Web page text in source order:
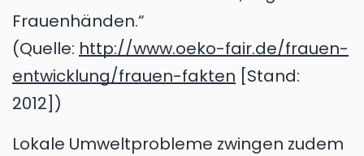
Frauenhänden.“
(Quelle: http://www.oeko-fair.de/frauen-
entwicklung/frauen-fakten [Stand:
2012])
Lokale Umweltprobleme zwingen zudem